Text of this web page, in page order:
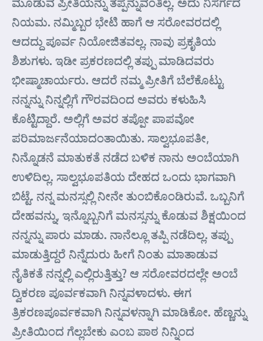
ನಿಯಮ. ನಮ್ಮಿಬ್ಬರ ಭೇಟಿ ಹಾಗೆ ಆ ಸರೋವರದಲ್ಲಿ
ಆದದ್ದು ಪೂರ್ವ ನಿಯೋಜಿತವಲ್ಲ. ನಾವು ಪ್ರಕೃತಿಯ
ಶಿಶುಗಳು. ಇಡೀ ಪ್ರಕರಣದಲ್ಲಿ ತಪ್ಪು ಮಾಡಿದವರು
ಭೀಷ್ಮಾಚಾರ್ಯರು. ಆದರೆ ನಮ್ಮ ಪ್ರೀತಿಗೆ ಬೆಲೆಕೊಟ್ಟು
ನನ್ನನ್ನು ನಿನ್ನಲ್ಲಿಗೆ ಗೌರವದಿಂದ ಅವರು ಕಳುಹಿಸಿ
ಕೊಟ್ಟಿದ್ದಾರೆ. ಅಲ್ಲಿಗೆ ಅವರ ತಪ್ಪೋ ಪಾಪವೋ
ಪರಿಮಾರ್ಜನೆಯಾದಂತಾಯಿತು. ಸಾಲ್ವಭೂಪತೀ,
ನಿನ್ನೊಡನೆ ಮಾತುಕತೆ ನಡೆದ ಬಳಿಕ ನಾನು ಅಂಬೆಯಾಗಿ
ಉಳಿದಿಲ್ಲ. ಸಾಲ್ವಭೂಪತಿಯ ದೇಹದ ಒಂದು ಭಾಗವಾಗಿ
ಬಿಟ್ಟೆ. ನನ್ನ ಮನಸ್ಸಲ್ಲಿ ನೀನೇ ತುಂಬಿಕೊಂಡಿರುವೆ. ಒಬ್ಬನಿಗೆ
ದೇಹವನ್ನು, ಇನ್ನೊಬ್ಬನಿಗೆ ಮನಸ್ಸನ್ನು ಕೊಡುವ ಶಿಕ್ಷಯಿಂದ
ನನ್ನನ್ನು ಪಾರು ಮಾಡು. ನಾನೆಲ್ಲೂ ತಪ್ಪಿ ನಡೆದಿಲ್ಲ. ತಪ್ಪು
ಮಾಡುತ್ತಿದ್ದರೆ ನಿನ್ನೆದುರು ಹೀಗೆ ನಿಂತು ಮಾತಾಡುವ
ನೈತಿಕತೆ ನನ್ನಲ್ಲಿ ಎಲ್ಲಿರುತ್ತಿತ್ತು? ಆ ಸರೋವರದಲ್ಲೇ ಅಂಬೆ
ದ್ವಿಕರಣ ಪೂರ್ವಕವಾಗಿ ನಿನ್ನವಳಾದಳು. ಈಗ
ತ್ರಿಕರಣಪೂರ್ವಕವಾಗಿ ನಿನ್ನವಳನ್ನಾಗಿ ಮಾಡಿಕೋ. ಹೆಣ್ಣನ್ನು
ಪ್ರೀತಿಯಿಂದ ಗೆಲ್ಲಬೇಕು ಎಂಬ ಪಾಠ ನಿನ್ನಿಂದ